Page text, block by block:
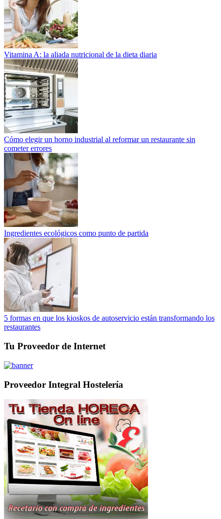
Vitamina A: la aliada nutricional de la dieta diaria
Cómo elegir un horno industrial al reformar un restaurante sin
cometer errores
Ingredientes ecológicos como punto de partida
5 formas en que los kioskos de autoservicio están transformando los
restaurantes
Tu Proveedor de Internet
Proveedor Integral Hostelería